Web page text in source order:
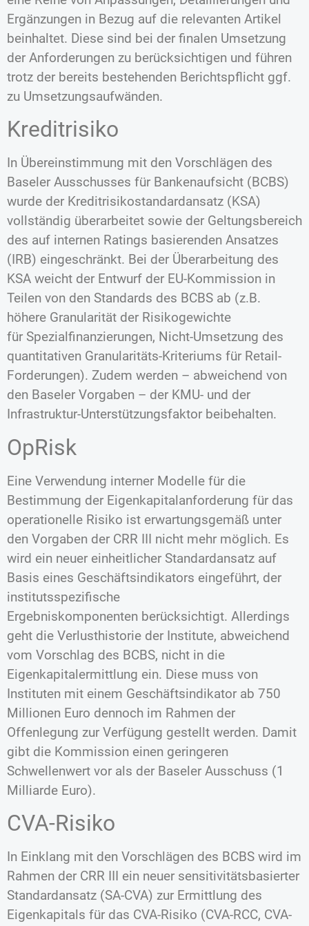
Ergänzungen in Bezug auf die relevanten Artikel
beinhaltet. Diese sind bei der finalen Umsetzung
der Anforderungen zu berücksichtigen und führen
trotz der bereits bestehenden Berichtspflicht ggf.
zu Umsetzungsaufwänden.
Kreditrisiko
In Übereinstimmung mit den Vorschlägen des
Baseler Ausschusses für Bankenaufsicht (BCBS)
wurde der Kreditrisikostandardansatz (KSA)
vollständig überarbeitet sowie der Geltungsbereich
des auf internen Ratings basierenden Ansatzes
(IRB) eingeschränkt. Bei der Überarbeitung des
KSA weicht der Entwurf der EU-Kommission in
Teilen von den Standards des BCBS ab (z.B.
höhere Granularität der Risikogewichte
für Spezialfinanzierungen, Nicht-Umsetzung des
quantitativen Granularitäts-Kriteriums für Retail-
Forderungen). Zudem werden – abweichend von
den Baseler Vorgaben – der KMU- und der
Infrastruktur-Unterstützungsfaktor beibehalten.
OpRisk
Eine Verwendung interner Modelle für die
Bestimmung der Eigenkapitalanforderung für das
operationelle Risiko ist erwartungsgemäß unter
den Vorgaben der CRR III nicht mehr möglich. Es
wird ein neuer einheitlicher Standardansatz auf
Basis eines Geschäftsindikators eingeführt, der
institutsspezifische
Ergebniskomponenten berücksichtigt. Allerdings
geht die Verlusthistorie der Institute, abweichend
vom Vorschlag des BCBS, nicht in die
Eigenkapitalermittlung ein. Diese muss von
Instituten mit einem Geschäftsindikator ab 750
Millionen Euro dennoch im Rahmen der
Offenlegung zur Verfügung gestellt werden. Damit
gibt die Kommission einen geringeren
Schwellenwert vor als der Baseler Ausschuss (1
Milliarde Euro).
CVA-Risiko
In Einklang mit den Vorschlägen des BCBS wird im
Rahmen der CRR III ein neuer sensitivitätsbasierter
Standardansatz (SA-CVA) zur Ermittlung des
Eigenkapitals für das CVA-Risiko (CVA-RCC, CVA-